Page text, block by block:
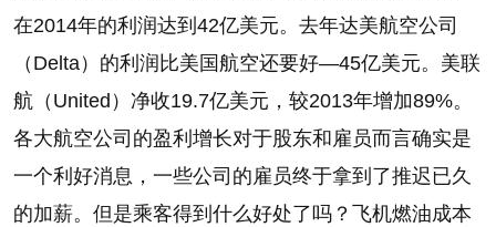
在2014年的利润达到42亿美元。去年达美航空公司
（Delta）的利润比美国航空还要好—45亿美元。美联
航（United）净收19.7亿美元，较2013年增加89%。
各大航空公司的盈利增长对于股东和雇员而言确实是
一个利好消息，一些公司的雇员终于拿到了推迟已久
的加薪。但是乘客得到什么好处了吗？飞机燃油成本